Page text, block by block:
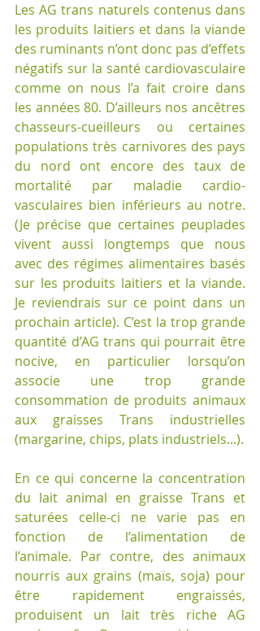
Les AG trans naturels contenus dans
les produits laitiers et dans la viande
des ruminants n’ont donc pas d’effets
négatifs sur la santé cardiovasculaire
comme on nous l’a fait croire dans
les années 80. D’ailleurs nos ancêtres
chasseurs-cueilleurs ou certaines
populations très carnivores des pays
du nord ont encore des taux de
mortalité par maladie cardio-
vasculaires bien inférieurs au notre.
(Je précise que certaines peuplades
vivent aussi longtemps que nous
avec des régimes alimentaires basés
sur les produits laitiers et la viande.
Je reviendrais sur ce point dans un
prochain article). C’est la trop grande
quantité d’AG trans qui pourrait être
nocive, en particulier lorsqu’on
associe une trop grande
consommation de produits animaux
aux graisses Trans industrielles
(margarine, chips, plats industriels...).
En ce qui concerne la concentration
du lait animal en graisse Trans et
saturées celle-ci ne varie pas en
fonction de l’alimentation de
l’animale. Par contre, des animaux
nourris aux grains (maïs, soja) pour
être rapidement engraissés,
produisent un lait très riche AG